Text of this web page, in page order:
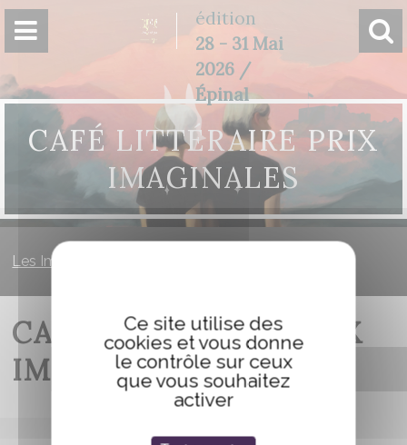
édition
28 - 31 Mai
2026 /
Épinal
CAFÉ LITTÉRAIRE PRIX
IMAGINALES
Les Imaginales
CAFÉ LITTÉRAIRE PRIX
IMAGINALES
Panneau de gestion des cookies
Ce site utilise des
cookies et vous donne
le contrôle sur ceux
que vous souhaitez
activer